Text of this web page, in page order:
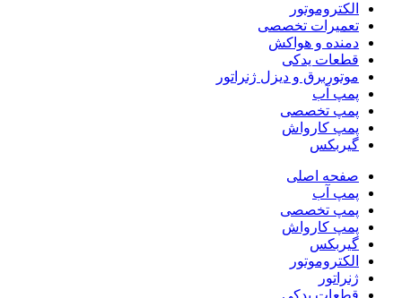
الکتروموتور
تعمیرات تخصصی
دمنده و هواکش
قطعات یدکی
موتوربرق و دیزل ژنراتور
پمپ آب
پمپ تخصصی
پمپ کارواش
گیربکس
صفحه اصلی
پمپ آب
پمپ تخصصی
پمپ کارواش
گیربکس
الکتروموتور
ژنراتور